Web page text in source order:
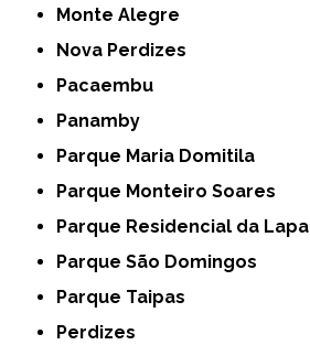
Monte Alegre
Nova Perdizes
Pacaembu
Panamby
Parque Maria Domitila
Parque Monteiro Soares
Parque Residencial da Lapa
Parque São Domingos
Parque Taipas
Perdizes